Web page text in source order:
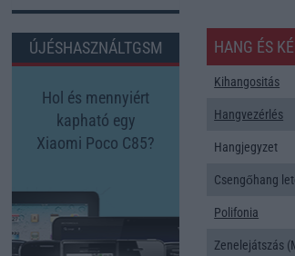
ÚJÉSHASZNÁLTGSM
Hol és mennyiért
kapható egy
Xiaomi Poco C85?
HANG ÉS
Kihangositás
Hangvezérlés
Hangjegyzet
Csengőhang
Polifonia
Zenelejátszás